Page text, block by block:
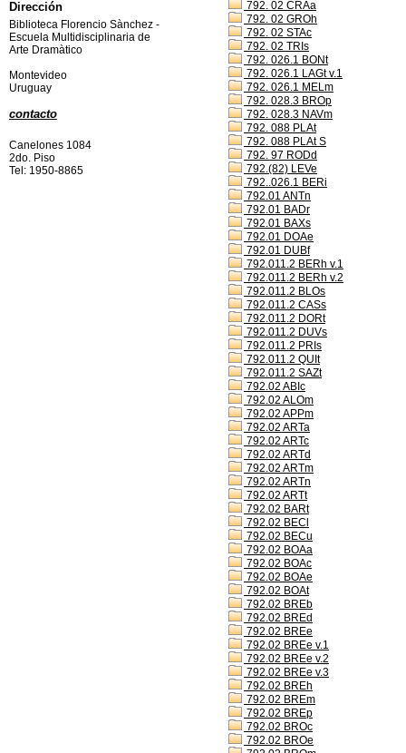
792. 02 CRAa
792. 02 GROh
792. 02 STAc
792. 02 TRIs
792. 026.1 BONt
792. 026.1 LAGt v.1
792. 026.1 MELm
792. 028.3 BROp
792. 028.3 NAVm
792. 088 PLAt
792. 088 PLAt S
792. 97 RODd
792.(82) LEVe
792..026.1 BERi
792.01 ANTn
792.01 BADr
792.01 BAXs
792.01 DOAe
792.01 DUBf
792.011.2 BERh v.1
792.011.2 BERh v.2
792.011.2 BLOs
792.011.2 CASs
792.011.2 DORt
792.011.2 DUVs
792.011.2 PRIs
792.011.2 QUIt
792.011.2 SAZt
792.02 ABIc
792.02 ALOm
792.02 APPm
792.02 ARTa
792.02 ARTc
792.02 ARTd
792.02 ARTm
792.02 ARTn
792.02 ARTt
792.02 BARt
792.02 BECl
792.02 BECu
792.02 BOAa
792.02 BOAc
792.02 BOAe
792.02 BOAt
792.02 BREb
792.02 BREd
792.02 BREe
792.02 BREe v.1
792.02 BREe v.2
792.02 BREe v.3
792.02 BREh
792.02 BREm
792.02 BREp
792.02 BROc
792.02 BROe
Dirección
Biblioteca Florencio Sànchez -
Escuela Multidisciplinaria de
Arte Dramàtico
Montevideo
Uruguay
contacto
Canelones 1084
2do. Piso
Tel: 1950-8865